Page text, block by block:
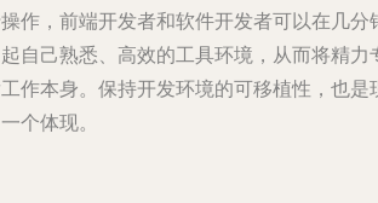
作，前端开发者和软件开发者可以在几分
自己熟悉、高效的工具环境，从而将精力
作本身。保持开发环境的可移植性，也是
个体现。